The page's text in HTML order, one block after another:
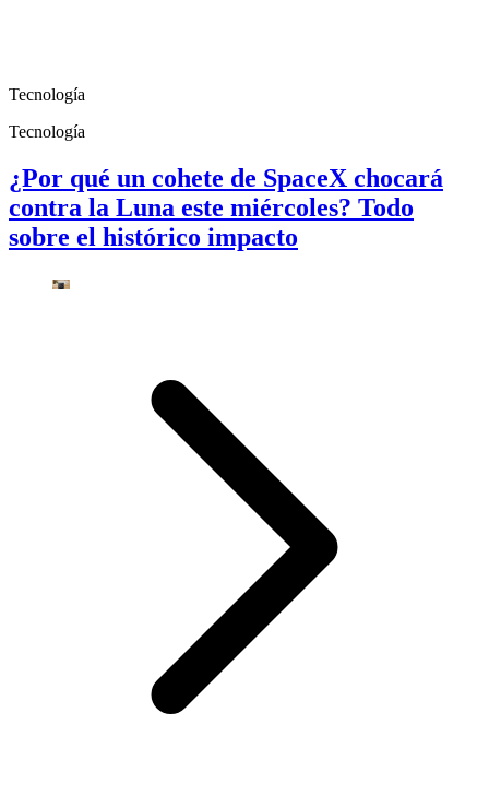
Tecnología
Tecnología
¿Por qué un cohete de SpaceX chocará
contra la Luna este miércoles? Todo
sobre el histórico impacto